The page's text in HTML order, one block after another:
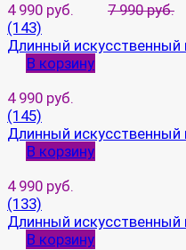
4 990 руб.
7 990 руб.
(143)
Длинный искусственный
В корзину
4 990 руб.
(145)
Длинный искусственный
В корзину
4 990 руб.
(133)
Длинный искусственный
В корзину